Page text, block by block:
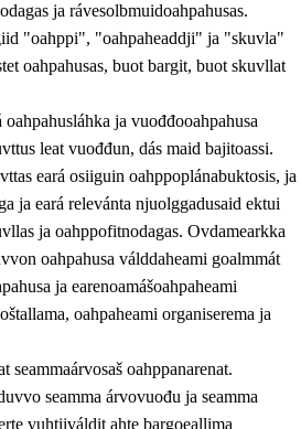
ja rávesolbmuidoahpahusas.
"oahppi", "oahpaheaddji" ja "skuvla"
oahpahusas, buot bargit, buot skuvllat
ja vuođđooahpahusa
leat vuođđun, dás maid bajitoassi.
eará osiiguin oahppoplánabuktosis, ja
ja eará relevánta njuolggadusaid ektui
ja oahppofitnodagas. Ovdamearkka
oahpahusa válddaheami goalmmát
ja earenoamášoahpaheami
oahpaheami organiserema ja
seammaárvosaš oahppanarenat.
seamma árvovuođu ja seamma
vuhtiiváldit ahte bargoeallima